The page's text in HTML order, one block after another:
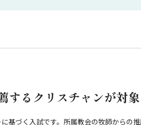
するクリスチャンが対象
基づく入試です。所属教会の牧師からの